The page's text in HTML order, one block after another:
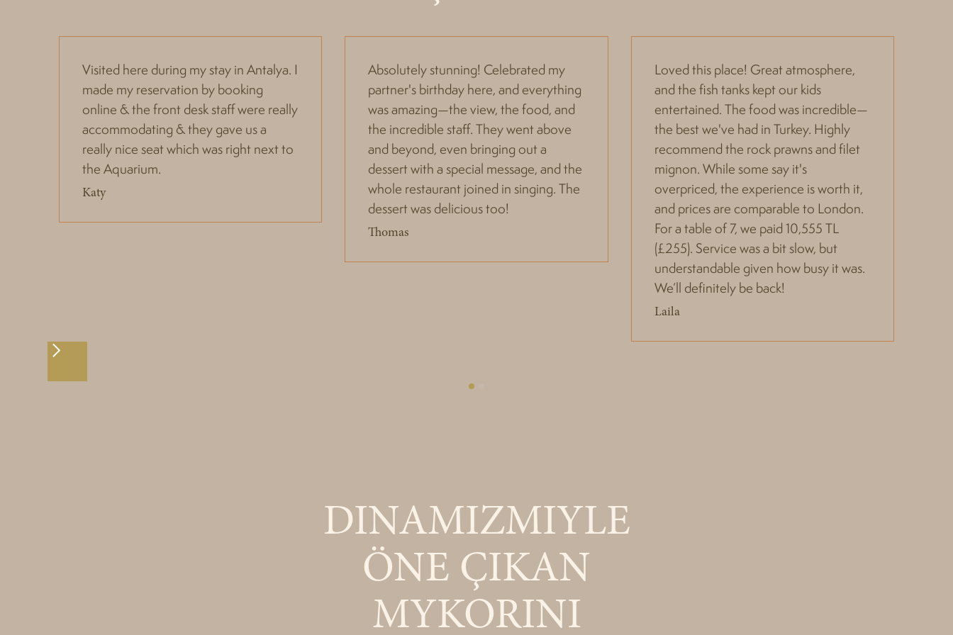
Visited here during my stay in Antalya. I
made my reservation by booking
online & the front desk staff were really
accommodating & they gave us a
really nice seat which was right next to
the Aquarium.
Katy
Absolutely stunning! Celebrated my
partner's birthday here, and everything
was amazing—the view, the food, and
the incredible staff. They went above
and beyond, even bringing out a
dessert with a special message, and the
whole restaurant joined in singing. The
dessert was delicious too!
Thomas
Loved this place! Great atmosphere,
and the fish tanks kept our kids
entertained. The food was incredible—
the best we've had in Turkey. Highly
recommend the rock prawns and filet
mignon. While some say it's
overpriced, the experience is worth it,
and prices are comparable to London.
For a table of 7, we paid 10,555 TL
(£255). Service was a bit slow, but
understandable given how busy it was.
We’ll definitely be back!
Laila
DINAMIZMIYLE
ÖNE ÇIKAN
MYKORINI